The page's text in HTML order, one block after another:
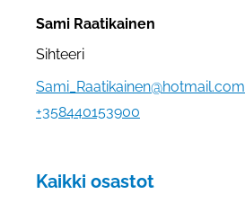
Sami Raatikainen
Sihteeri
Sähköpostiosoite:
Sami_Raatikainen@hotmail.com
+358440153900
Kaikki osastot